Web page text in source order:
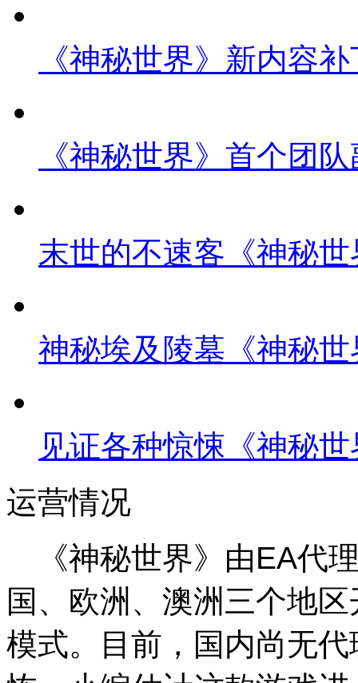
《神秘世界》新内容
《神秘世界》首个团
末世的不速客《神秘
神秘埃及陵墓《神秘
见证各种惊悚《神秘
运营情况
《神秘世界》由EA代
国、欧洲、澳洲三个地
模式。目前，国内尚无